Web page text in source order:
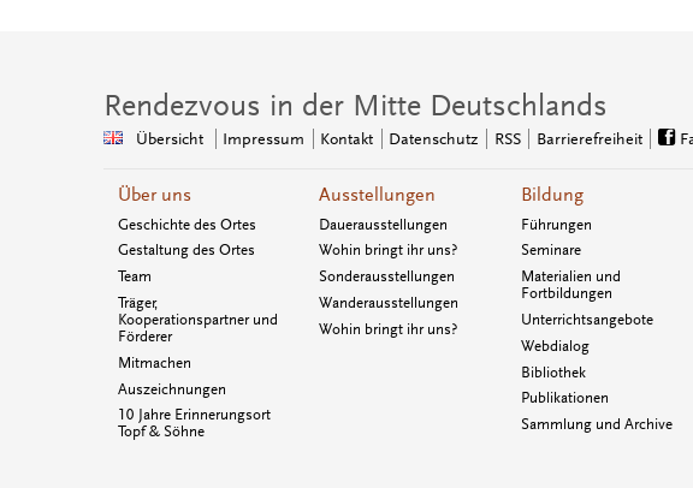
Rendezvous in der Mitte Deutschlands
Übersicht Impressum Kontakt Datenschutz RSS Barrierefreiheit
Über uns
Geschichte des Ortes
Gestaltung des Ortes
Team
Träger,
Kooperationspartner und
Förderer
Mitmachen
Auszeichnungen
10 Jahre Erinnerungsort
Topf & Söhne
Ausstellungen
Dauerausstellungen
Wohin bringt ihr uns?
Sonderausstellungen
Wanderausstellungen
Wohin bringt ihr uns?
Bildung
Führungen
Seminare
Materialien und
Fortbildungen
Unterrichtsangebote
Webdialog
Bibliothek
Publikationen
Sammlung und Archive